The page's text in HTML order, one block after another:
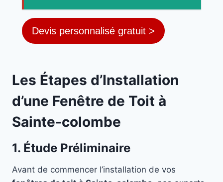
Devis personnalisé gratuit >
Les Étapes d’Installation
d’une Fenêtre de Toit à
Sainte-colombe
1. Étude Préliminaire
Avant de commencer l’installation de vos